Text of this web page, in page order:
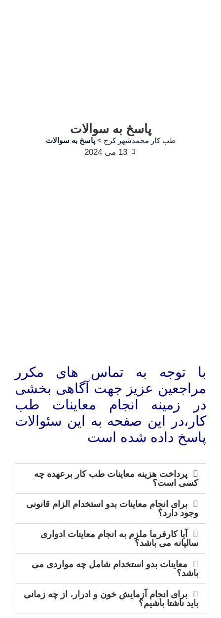
پاسخ به سوالات
طب کار محمدشهر کرج >پاسخ به سوالات
13 می 2024
با توجه به تماس های مکرر
مراجعین عزیز جهت آگاهی بخشی
در زمینه انجام معاینات طب
کار،در این صفحه به این سئوالات
پاسخ داده شده است
پرداخت هزینه معاینات طب کار برعهده چه
کسی است؟
برای انجام معاینات بدو استخدام الزام قانونی
وجود دارد؟
آیا کارفرما ملزم به انجام معاینات ادواری
سالیانه می باشد؟
معاینات بدو استخدام شامل چه مواردی می
باشد؟
برای انجام آزمایش خون و ادرار، از چه زمانی
باید ناشتا باشیم؟